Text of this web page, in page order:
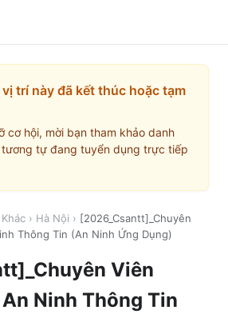
trí này đã kết thúc hoặc tạm
cơ hội, mời bạn tham khảo danh
tự đang tuyển dụng trực tiếp
Khác › Hà Nội › [2026_Csantt]_Chuyên
Thông Tin (An Ninh Ứng Dụng)
Viên
Ninh Thông Tin